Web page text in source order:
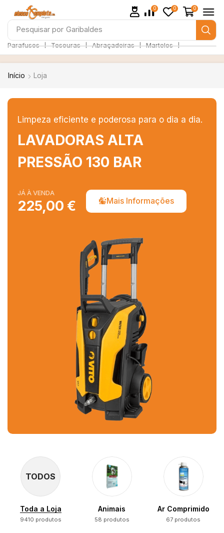
Pesquisar por Garibaldes
Parafusos ❘ Tesouras ❘ Abraçadeiras ❘ Martelos ❘
0 0 0
Início Loja
Limpeza eficiente e poderosa para o dia a dia.
LAVADORAS ALTA
PRESSÃO 130 BAR
JÁ À VENDA
225,00 € Mais Informações
TODOS
Toda a Loja
9410 produtos
Animais
58 produtos
Ar Comprimido
67 produtos